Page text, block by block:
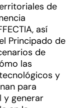
de
así
Principado de
de
las
y
para
y generar